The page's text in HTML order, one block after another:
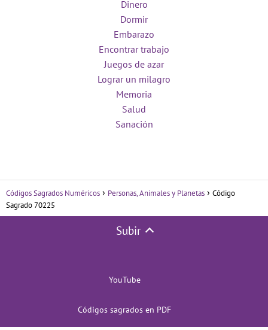
Dinero
Dormir
Embarazo
Encontrar trabajo
Juegos de azar
Lograr un milagro
Memoria
Salud
Sanación
Códigos Sagrados Numéricos Personas, Animales y Planetas
Código
Sagrado 70225
Subir
YouTube
Códigos sagrados en PDF